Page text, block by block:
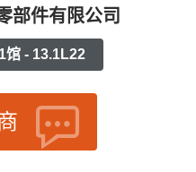
部件有限公司
馆 - 13.1L22